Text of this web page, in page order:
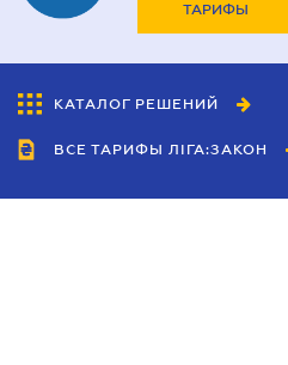
ТАРИФЫ
КАТАЛОГ РЕШЕНИЙ
ВСЕ ТАРИФЫ ЛІГА:ЗАКОН